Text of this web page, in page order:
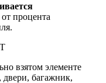
процента
взятом элементе
двери, багажник,